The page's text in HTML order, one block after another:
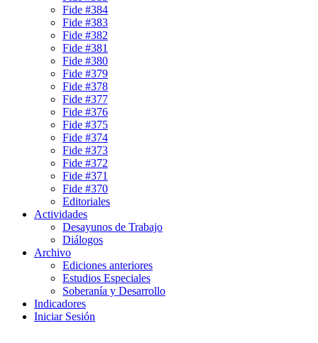
Fide #384
Fide #383
Fide #382
Fide #381
Fide #380
Fide #379
Fide #378
Fide #377
Fide #376
Fide #375
Fide #374
Fide #373
Fide #372
Fide #371
Fide #370
Editoriales
Actividades
Desayunos de Trabajo
Diálogos
Archivo
Ediciones anteriores
Estudios Especiales
Soberanía y Desarrollo
Indicadores
Iniciar Sesión